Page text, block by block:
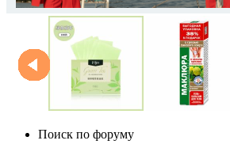
Поиск по форуму